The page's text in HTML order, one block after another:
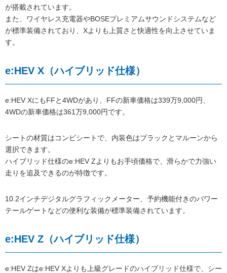
が搭載されています。
また、ワイヤレス充電器やBOSEプレミアムサウンドシステムなど
が標準装備されており、Xよりも上質さと快適性を向上させていま
す。
e:HEV X（ハイブリッド仕様）
e:HEV XにもFFと4WDがあり、FFの新車価格は339万9,000円、
4WDの新車価格は361万9,000円です。
シートの材質はコンビシートで、内装色はブラックとマルーンから
選択できます。
ハイブリッド仕様のe:HEV Zよりもお手頃価格で、滑らかで力強い
走りを追及できるのが特徴です。
10.2インチデジタルグラフィックメーター、予約機能付きのパワー
テールゲートなどの便利な装備が標準装備されています。
e:HEV Z（ハイブリッド仕様）
e:HEV Zはe:HEV Xよりも上級グレードのハイブリッド仕様で、シー